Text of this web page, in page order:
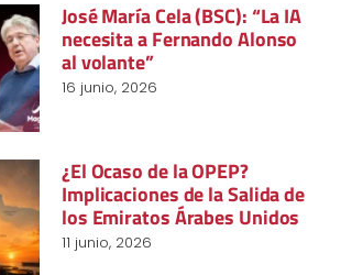
José María Cela (BSC): “La IA
necesita a Fernando Alonso
al volante”
16 junio, 2026
¿El Ocaso de la OPEP?
Implicaciones de la Salida de
los Emiratos Árabes Unidos
11 junio, 2026